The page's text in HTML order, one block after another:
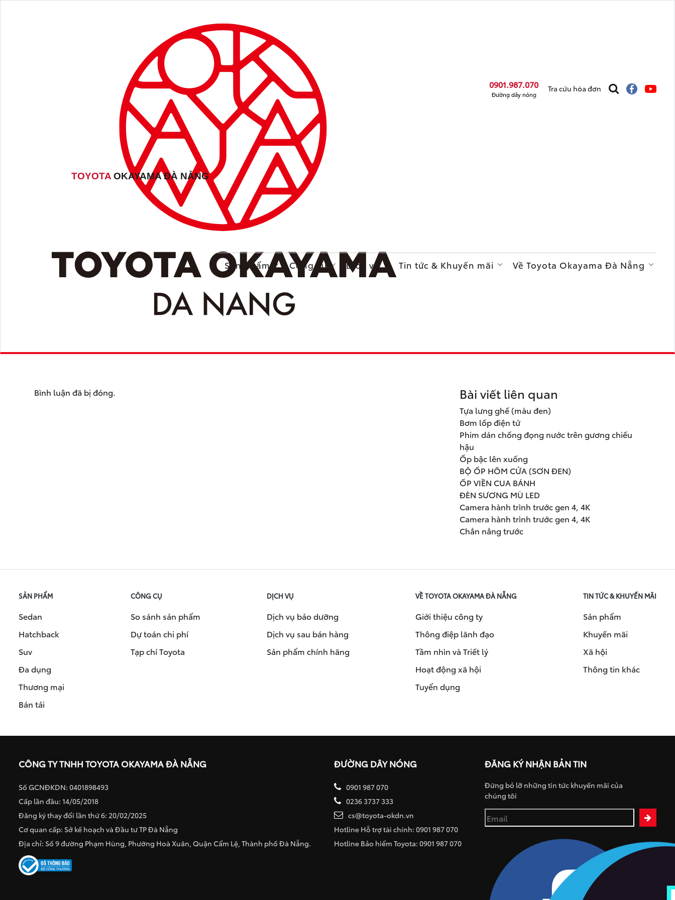
TOYOTA OKAYAMA ĐÀ NẴNG
0901.987.070
Đường dây nóng
Tra cứu hóa đơn
Sản phẩm Công cụ Dịch vụ Tin tức & Khuyến mãi Về Toyota Okayama Đà Nẵng
Bình luận đã bị đóng. Bài viết liên quan
Tựa lưng ghế (màu đen)
Bơm lốp điện tử
Phim dán chống đọng nước trên gương chiếu
hậu
Ốp bậc lên xuống
BỘ ỐP HÕM CỬA (SƠN ĐEN)
ỐP VIỀN CUA BÁNH
ĐÈN SƯƠNG MÙ LED
Camera hành trình trước gen 4, 4K
Camera hành trình trước gen 4, 4K
Chắn nắng trước
SẢN PHẨM
Sedan
Hatchback
Suv
Đa dụng
Thương mại
Bán tải
CÔNG CỤ
So sánh sản phẩm
Dự toán chi phí
Tạp chí Toyota
DỊCH VỤ
Dịch vụ bảo dưỡng
Dịch vụ sau bán hàng
Sản phẩm chính hãng
VỀ TOYOTA OKAYAMA ĐÀ NẴNG
Giới thiệu công ty
Thông điệp lãnh đạo
Tầm nhìn và Triết lý
Hoạt động xã hội
Tuyển dụng
TIN TỨC & KHUYẾN MÃI
Sản phẩm
Khuyến mãi
Xã hội
Thông tin khác
CÔNG TY TNHH TOYOTA OKAYAMA ĐÀ NẴNG
Số GCNĐKDN: 0401898493
Cấp lần đầu: 14/05/2018
Đăng ký thay đổi lần thứ 6: 20/02/2025
Cơ quan cấp: Sở kế hoạch và Đầu tư TP Đà Nẵng
Địa chỉ: Số 9 đường Phạm Hùng, Phường Hoà Xuân, Quận Cẩm Lệ, Thành phố Đà Nẵng.
ĐƯỜNG DÂY NÓNG
0901 987 070
0236 3737 333
cs@toyota-okdn.vn
Hotline Hỗ trợ tài chính: 0901 987 070
Hotline Bảo hiểm Toyota: 0901 987 070
ĐĂNG KÝ NHẬN BẢN TIN
Đừng bỏ lỡ những tin tức khuyến mãi của
chúng tôi